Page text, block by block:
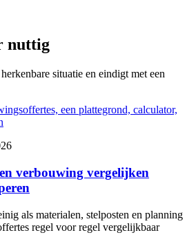
nuttig
situatie en eindigt met een
verbouwing vergelijken
als materialen, stelposten en planning
regel voor regel vergelijkbaar